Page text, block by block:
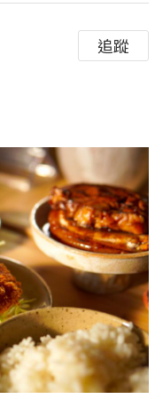
追蹤